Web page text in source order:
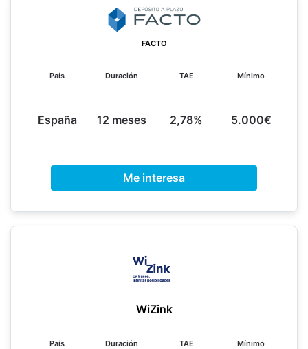
FACTO
País
España
Duración
12 meses
TAE
2,78%
Mínimo
5.000€
Me interesa
WiZink
País Duración TAE Mínimo